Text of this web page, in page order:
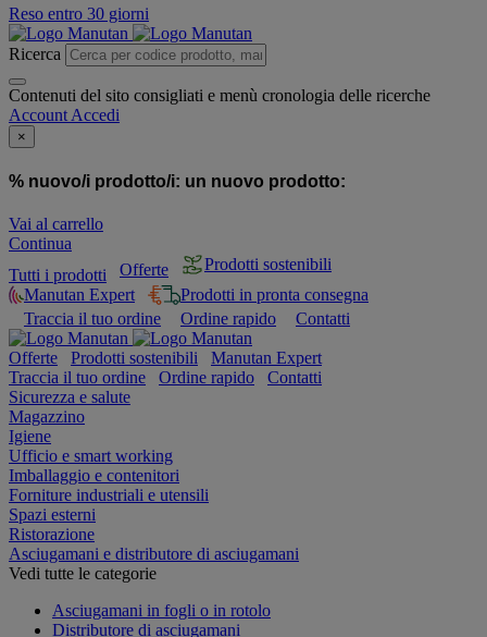
Reso entro 30 giorni
Ricerca
Contenuti del sito consigliati e menù cronologia delle ricerche
Account Accedi
×
% nuovo/i prodotto/i: un nuovo prodotto:
Vai al carrello
Continua
Tutti i prodotti
Offerte
Prodotti sostenibili
Manutan Expert
Prodotti in pronta consegna
Traccia il tuo ordine
Ordine rapido Contatti
Offerte Prodotti sostenibili
Manutan Expert
Traccia il tuo ordine
Ordine rapido
Contatti
Sicurezza e salute
Magazzino
Igiene
Ufficio e smart working
Imballaggio e contenitori
Forniture industriali e utensili
Spazi esterni
Ristorazione
Asciugamani e distributore di asciugamani
Vedi tutte le categorie
Asciugamani in fogli o in rotolo
Distributore di asciugamani